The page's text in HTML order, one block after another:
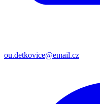
ou.detkovice@email.cz